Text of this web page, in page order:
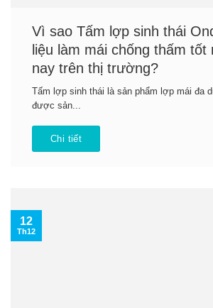
Vì sao Tấm lợp sinh thái
liệu làm mái chống thấm tốt
nay trên thị trường?
Tấm lợp sinh thái là sản phẩm lợp mái đa
được sản...
Chi tiết
12
Th12